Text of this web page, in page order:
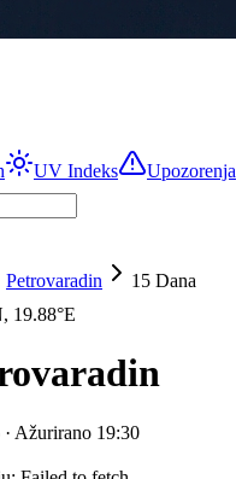
UV Indeks Upozorenja
Petrovaradin
15 Dana
19.88°E
· Ažurirano 19:30